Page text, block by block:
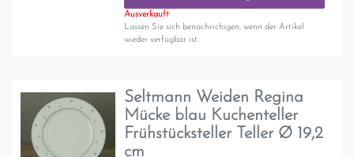
Ausverkauft
Lassen Sie sich benachrichigen, wenn der Artikel
wieder verfügbar ist.
Seltmann Weiden Regina
Mücke blau Kuchenteller
Frühstücksteller Teller Ø 19,2
cm